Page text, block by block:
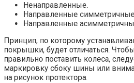
Ненаправленные.
Направленные
Направленные
Принцип, по которому
покрышки, будет отличаться.
правильно поставить колеса,
маркировку сбоку шины или
на рисунок протектора.